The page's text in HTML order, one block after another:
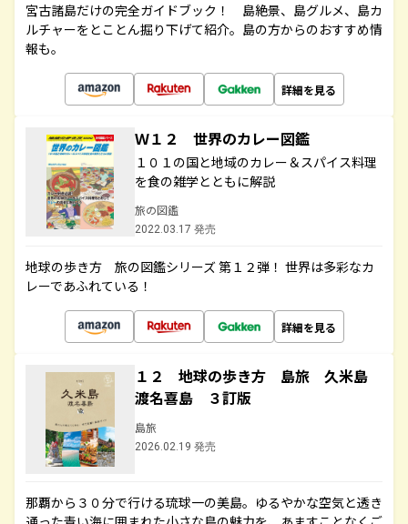
宮古諸島だけの完全ガイドブック！ 島絶景、島グルメ、島カ
ルチャーをとことん掘り下げて紹介。島の方からのおすすめ情
報も。
詳細を見る
Ｗ１２ 世界のカレー図鑑
１０１の国と地域のカレー＆スパイス料理
を食の雑学とともに解説
旅の図鑑
2022.03.17 発売
地球の歩き方 旅の図鑑シリーズ 第１２弾！ 世界は多彩なカ
レーであふれている！
詳細を見る
１２ 地球の歩き方 島旅 久米島
渡名喜島 ３訂版
島旅
2026.02.19 発売
那覇から３０分で行ける琉球一の美島。ゆるやかな空気と透き